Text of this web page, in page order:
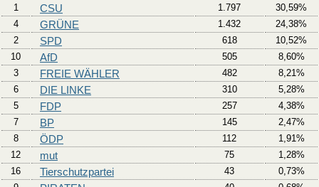
1
CSU 1.797
30,59%
4
GRÜNE 1.432
24,38%
2
SPD 618
10,52%
10
AfD 505
8,60%
3
FREIE WÄHLER 482
8,21%
6
DIE LINKE 310
5,28%
5
FDP 257
4,38%
7
BP 145
2,47%
8
ÖDP 112
1,91%
12
mut 75
1,28%
16
Tierschutzpartei 43
0,73%